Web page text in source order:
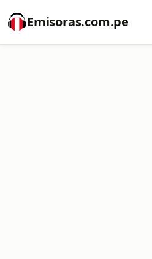
Emisoras.com.pe